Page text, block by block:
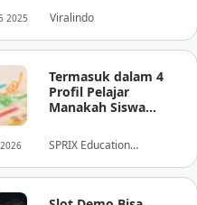
2025
Dunia Media Digital
Indonesia
Viralindo
Termasuk dalam 4
Profil Pelajar
Manakah Siswa
Perilaku
Tersembunyi Saat
Ujian Melalui Data
Digital
SPRIX Education